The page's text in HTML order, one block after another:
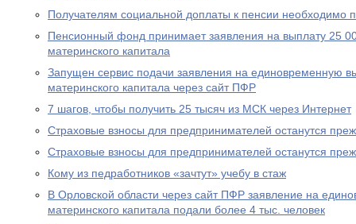
Получателям социальной доплаты к пенсии необходимо
Пенсионный фонд принимает заявления на выплату 25
материнского капитала
Запущен сервис подачи заявления на единовременную
материнского капитала через сайт ПФР
7 шагов, чтобы получить 25 тысяч из МСК через Интернет
Страховые взносы для предпринимателей останутся
Страховые взносы для предпринимателей останутся
Кому из педработников «зачтут» учебу в стаж
В Орловской области через сайт ПФР заявление на
материнского капитала подали более 4 тыс. человек